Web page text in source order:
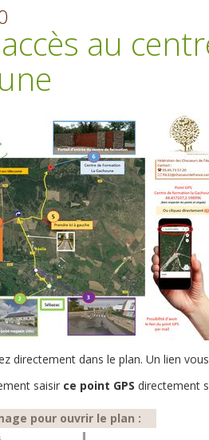
au
directement dans le plan. Un lien
saisir ce point GPS directement
pour ouvrir le plan :